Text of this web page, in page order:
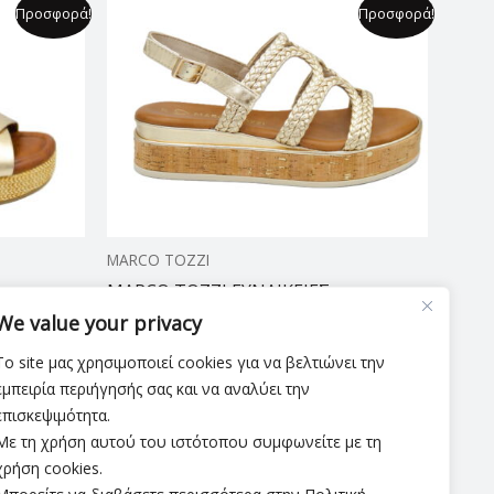
value your privacy
site μας χρησιμοποιεί cookies για να βελτιώνει την
περιήγησής σας και να αναλύει την
τη χρήση αυτού του ιστότοπου συμφωνείτε με τη
cookies.
Προσφορά! Προσφορά!
MARCO TOZZI
MARCO TOZZI ΓΥΝΑΙΚΕΙΕΣ
ΠΛΑΤΦΟΡΜΕΣ
69,00€
was:
69,00 €.
44,99€
είναι:
44,99 €.